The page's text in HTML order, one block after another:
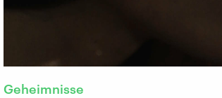
Geheimnisse